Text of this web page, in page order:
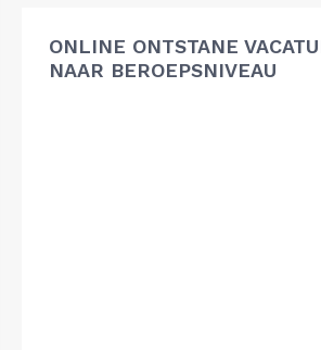
ONLINE ONTSTANE
NAAR BEROEPSNIVEAU